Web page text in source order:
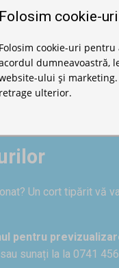
evenimente?
hexagonală.
Un cort tipărit vă
pentru
sunați la la 0741 456
Folosim cookie-uri
Folosim cookie-uri
dumneavoastră,
ului și
retrage ulterior.